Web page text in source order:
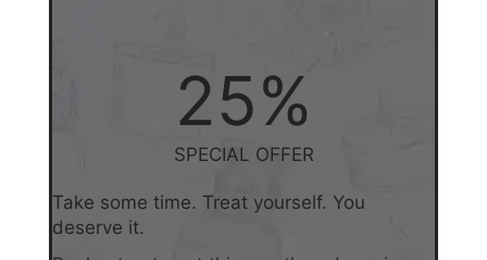
25%
SPECIAL OFFER
Take some time. Treat yourself. You
deserve it.